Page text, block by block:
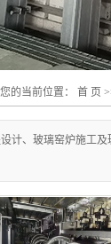
您的当前位置： 首 页
计、玻璃窑炉施工及